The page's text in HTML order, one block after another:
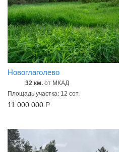
Новоглаголево
32 км. от МКАД
Площадь участка: 12 сот.
11 000 000 Р